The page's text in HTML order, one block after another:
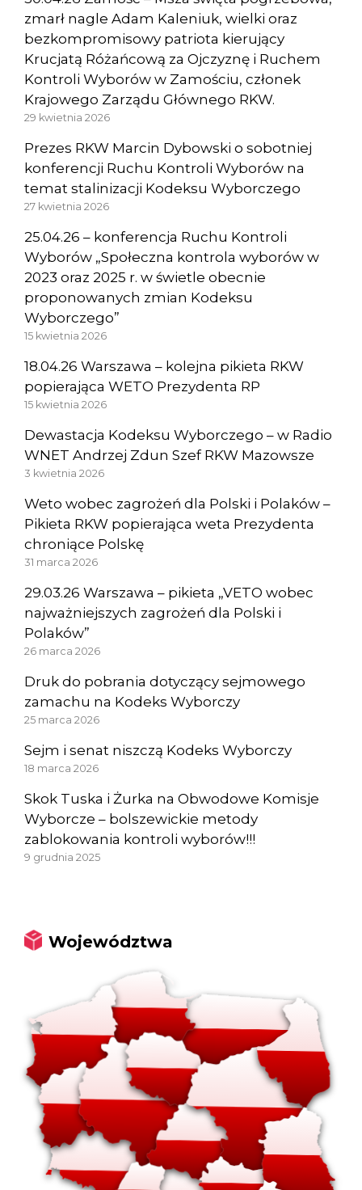
zmarł nagle Adam Kaleniuk, wielki oraz
bezkompromisowy patriota kierujący
Krucjatą Różańcową za Ojczyznę i Ruchem
Kontroli Wyborów w Zamościu, członek
Krajowego Zarządu Głównego RKW.
29 kwietnia 2026
Prezes RKW Marcin Dybowski o sobotniej
konferencji Ruchu Kontroli Wyborów na
temat stalinizacji Kodeksu Wyborczego
27 kwietnia 2026
25.04.26 – konferencja Ruchu Kontroli
Wyborów „Społeczna kontrola wyborów w
2023 oraz 2025 r. w świetle obecnie
proponowanych zmian Kodeksu
Wyborczego”
15 kwietnia 2026
18.04.26 Warszawa – kolejna pikieta RKW
popierająca WETO Prezydenta RP
15 kwietnia 2026
Dewastacja Kodeksu Wyborczego – w Radio
WNET Andrzej Zdun Szef RKW Mazowsze
3 kwietnia 2026
Weto wobec zagrożeń dla Polski i Polaków –
Pikieta RKW popierająca weta Prezydenta
chroniące Polskę
31 marca 2026
29.03.26 Warszawa – pikieta „VETO wobec
najważniejszych zagrożeń dla Polski i
Polaków”
26 marca 2026
Druk do pobrania dotyczący sejmowego
zamachu na Kodeks Wyborczy
25 marca 2026
Sejm i senat niszczą Kodeks Wyborczy
18 marca 2026
Skok Tuska i Żurka na Obwodowe Komisje
Wyborcze – bolszewickie metody
zablokowania kontroli wyborów!!!
9 grudnia 2025
Województwa